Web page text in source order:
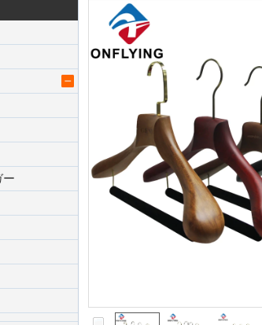
ー